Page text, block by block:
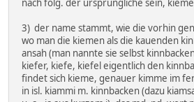
3) der name stammt, wie die vorhin
wo man die kiemen als die kauenden
ansah (man nannte sie selbst
kiefer, kiefe, kiefel eigentlich den
findet sich kieme, genauer kimme im
in isl. kiammi m. kinnbacken (dazu